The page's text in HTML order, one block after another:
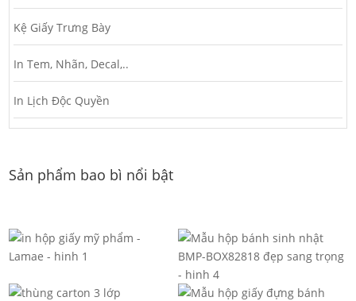
Kệ Giấy Trưng Bày
In Tem, Nhãn, Decal,..
In Lịch Độc Quyền
Sản phẩm bao bì nổi bật